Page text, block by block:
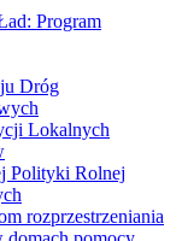
Program
Dróg
Lokalnych
Polityki Rolnej
rozprzestrzeniania